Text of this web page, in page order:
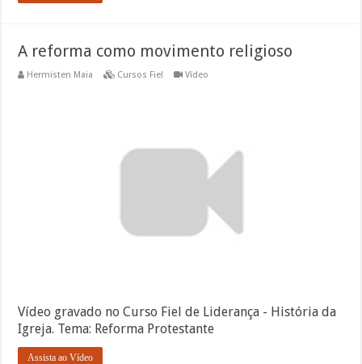
A reforma como movimento religioso
Hermisten Maia Cursos Fiel Vídeo
Vídeo gravado no Curso Fiel de Liderança - História da
Igreja. Tema: Reforma Protestante
Assista ao Vídeo